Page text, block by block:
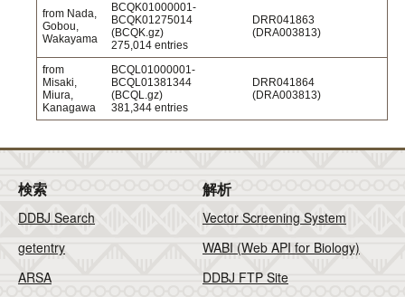
from Nada,
Gobou,
Wakayama
BCQK01000001-
BCQK01275014
(BCQK.gz)
275,014 entries
DRR041863
(DRA003813)
from
Misaki,
Miura,
Kanagawa
BCQL01000001-
BCQL01381344
(BCQL.gz)
381,344 entries
DRR041864
(DRA003813)
検索
DDBJ Search
getentry
ARSA
解析
Vector Screening System
WABI (Web API for Biology)
DDBJ FTP Site